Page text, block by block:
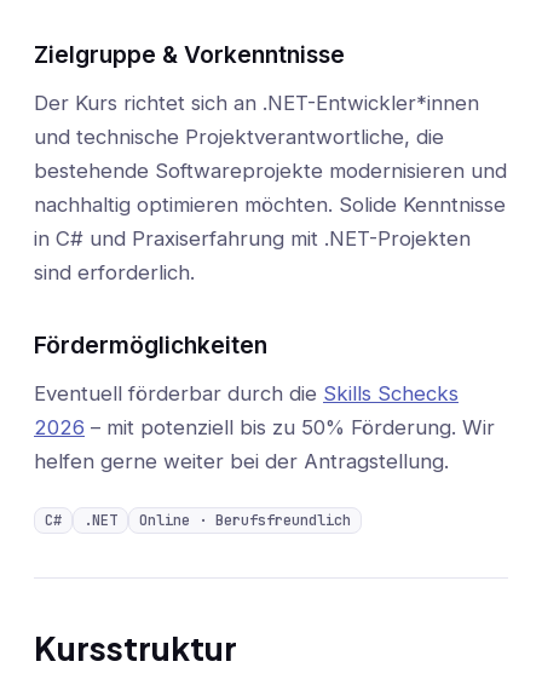
Zielgruppe & Vorkenntnisse
Der Kurs richtet sich an .NET-Entwickler*innen
und technische Projektverantwortliche, die
bestehende Softwareprojekte modernisieren und
nachhaltig optimieren möchten. Solide Kenntnisse
in C# und Praxiserfahrung mit .NET-Projekten
sind erforderlich.
Fördermöglichkeiten
Eventuell förderbar durch die Skills Schecks
2026 – mit potenziell bis zu 50% Förderung. Wir
helfen gerne weiter bei der Antragstellung.
C# .NET Online · Berufsfreundlich
Kursstruktur